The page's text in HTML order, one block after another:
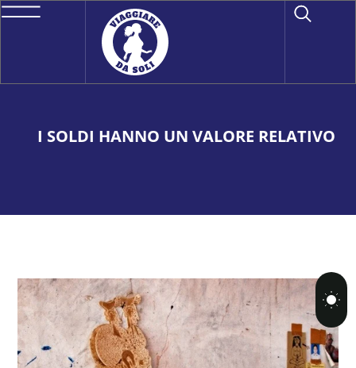
I SOLDI HANNO UN VALORE RELATIVO